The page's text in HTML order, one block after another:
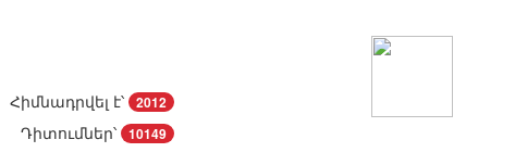
Հիմնադրվել է՝ 2012
Դիտումներ՝ 10149